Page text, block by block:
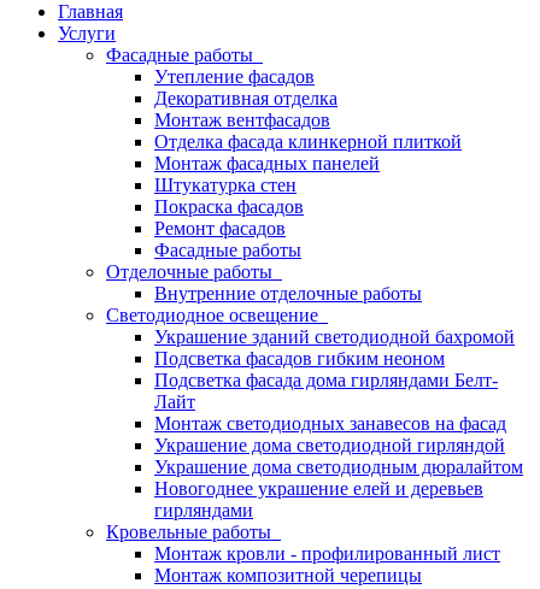
Главная
Услуги
Фасадные работы
Утепление фасадов
Декоративная отделка
Монтаж вентфасадов
Отделка фасада клинкерной плиткой
Монтаж фасадных панелей
Штукатурка стен
Покраска фасадов
Ремонт фасадов
Фасадные работы
Отделочные работы
Внутренние отделочные работы
Светодиодное освещение
Украшение зданий светодиодной бахромой
Подсветка фасадов гибким неоном
Подсветка фасада дома гирляндами Белт-
Лайт
Монтаж светодиодных занавесов на фасад
Украшение дома светодиодной гирляндой
Украшение дома светодиодным дюралайтом
Новогоднее украшение елей и деревьев
гирляндами
Кровельные работы
Монтаж кровли - профилированный лист
Монтаж композитной черепицы